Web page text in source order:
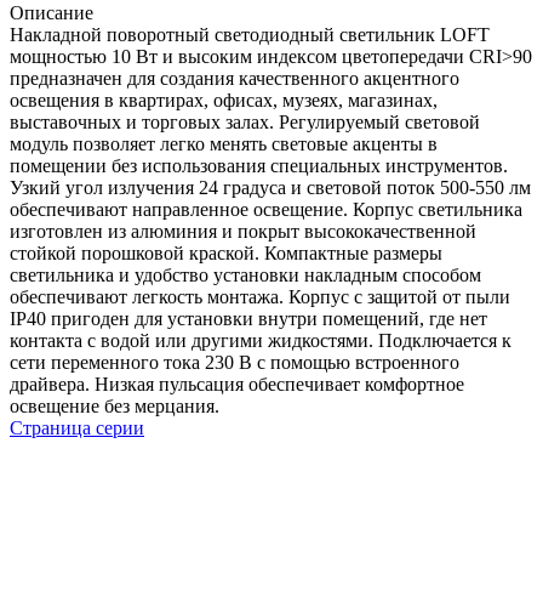
Описание
Накладной поворотный светодиодный светильник LOFT
мощностью 10 Вт и высоким индексом цветопередачи CRI>90
предназначен для создания качественного акцентного
освещения в квартирах, офисах, музеях, магазинах,
выставочных и торговых залах. Регулируемый световой
модуль позволяет легко менять световые акценты в
помещении без использования специальных инструментов.
Узкий угол излучения 24 градуса и световой поток 500-550 лм
обеспечивают направленное освещение. Корпус светильника
изготовлен из алюминия и покрыт высококачественной
стойкой порошковой краской. Компактные размеры
светильника и удобство установки накладным способом
обеспечивают легкость монтажа. Корпус с защитой от пыли
IP40 пригоден для установки внутри помещений, где нет
контакта с водой или другими жидкостями. Подключается к
сети переменного тока 230 В с помощью встроенного
драйвера. Низкая пульсация обеспечивает комфортное
освещение без мерцания.
Страница серии